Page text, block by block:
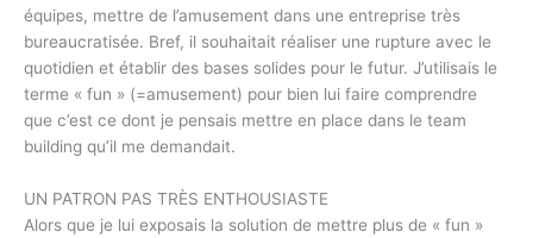
équipes, mettre de l’amusement dans une entreprise très
bureaucratisée. Bref, il souhaitait réaliser une rupture avec le
quotidien et établir des bases solides pour le futur. J’utilisais le
terme « fun » (=amusement) pour bien lui faire comprendre
que c’est ce dont je pensais mettre en place dans le team
building qu’il me demandait.
UN PATRON PAS TRÈS ENTHOUSIASTE
Alors que je lui exposais la solution de mettre plus de « fun »